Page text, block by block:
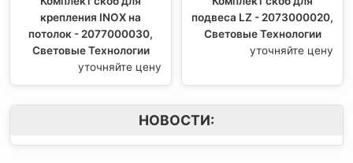
крепления INOX на
потолок - 2077000030,
Световые Технологии
уточняйте цену
подвеса LZ - 2073000020,
Световые Технологии
уточняйте цену
НОВОСТИ: